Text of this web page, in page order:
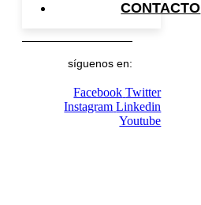
CONTACTO
síguenos en:
Facebook Twitter
Instagram Linkedin
Youtube